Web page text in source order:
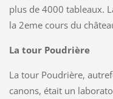
plus de 4000 tableaux.
la 2eme cours du
La tour Poudrière
La tour Poudrière,
canons, était un